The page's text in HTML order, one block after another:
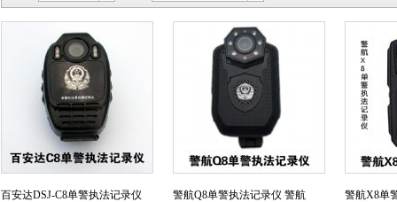
百安达DSJ-C8单警执法记录仪
警航Q8单警执法记录仪 警航
警航X8单